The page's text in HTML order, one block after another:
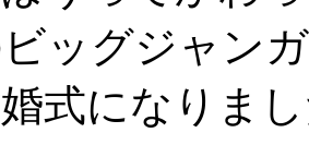
ッグジャン
式になりま